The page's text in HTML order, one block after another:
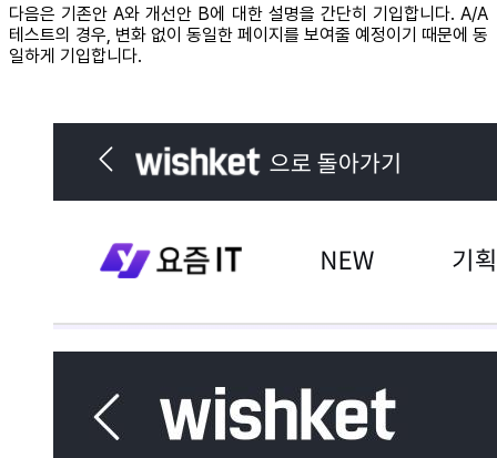
다음은 기존안 A와 개선안 B에 대한 설명을 간단히 기입합니다. A/A
테스트의 경우, 변화 없이 동일한 페이지를 보여줄 예정이기 때문에 동
일하게 기입합니다.